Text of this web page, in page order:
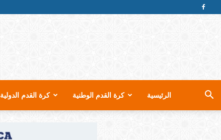
كرة القدم الدولية كرة القدم الوطنية الرئيسية